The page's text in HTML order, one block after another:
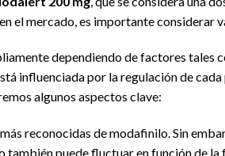
el mercado, es importante considerar
dependiendo de factores tales
influenciada por la regulación de cada
algunos aspectos clave:
reconocidas de modafinilo. Sin
también puede fluctuar en función de la